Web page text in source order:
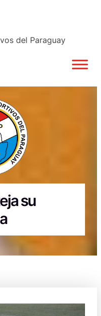
del Paraguay
su